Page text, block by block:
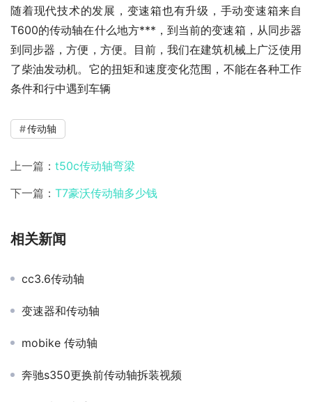
随着现代技术的发展，变速箱也有升级，手动变速箱来自
T600的传动轴在什么地方***，到当前的变速箱，从同步器
到同步器，方便，方便。目前，我们在建筑机械上广泛使用
了柴油发动机。它的扭矩和速度变化范围，不能在各种工作
条件和行中遇到车辆
传动轴
上一篇： t50c传动轴弯梁
下一篇： T7豪沃传动轴多少钱
相关新闻
cc3.6传动轴
变速器和传动轴
mobike 传动轴
奔驰s350更换前传动轴拆装视频